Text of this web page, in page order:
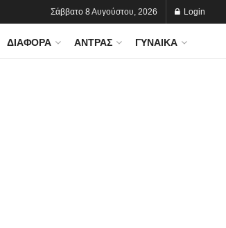
Σάββατο 8 Αυγούστου, 2026 Login
ΔΙΆΦΟΡΑ ΆΝΤΡΑΣ ΓΥΝΑΊΚΑ